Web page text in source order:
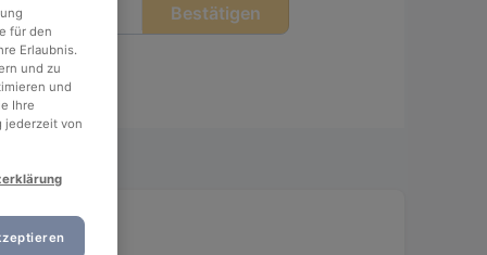
Bestätigen
für den
Erlaubnis.
und zu
und
Ihre
jederzeit von